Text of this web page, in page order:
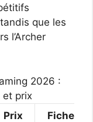
que les
l’Archer
2026 :
et prix
Prix
Fiche